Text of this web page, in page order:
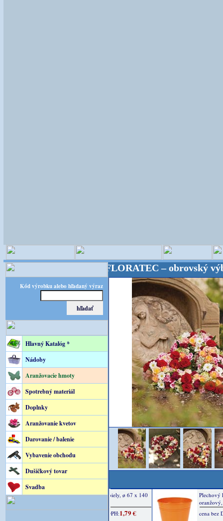
Kód výrobku alebo hľadaný výraz
Hlavný Katalóg *
Nádoby
Aranžovacie hmoty
Spotrebný materiál
Doplnky
Aranžovanie kvetov
Darovanie / balenie
Vybavenie obchodu
Dušičkový tovar
Svadba
potreby! FLORATEC – obrovský výber –